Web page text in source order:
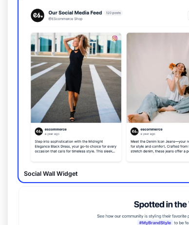
Social Wall Widget